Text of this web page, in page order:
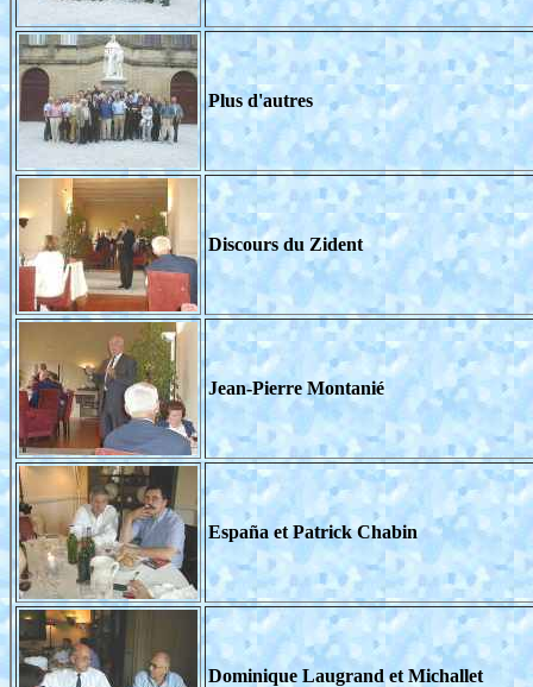
Plus d'autres
Discours du Zident
Jean-Pierre Montanié
España et Patrick Chabin
Dominique Laugrand et Michallet